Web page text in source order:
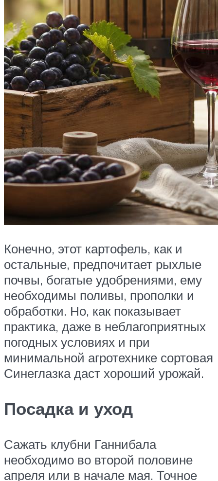
Конечно, этот картофель, как и
остальные, предпочитает рыхлые
почвы, богатые удобрениями, ему
необходимы поливы, прополки и
обработки. Но, как показывает
практика, даже в неблагоприятных
погодных условиях и при
минимальной агротехнике сортовая
Синеглазка даст хороший урожай.
Посадка и уход
Сажать клубни Ганнибала
необходимо во второй половине
апреля или в начале мая. Точное